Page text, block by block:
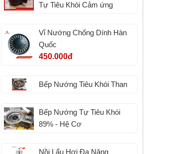
Tự Tiêu Khói Cảm ứng
Vỉ Nướng Chống Dính Hàn
Quốc
450.000đ
Bếp Nướng Tiêu Khói Than
Bếp Nướng Tự Tiêu Khói
89% - Hệ Cơ
Nồi Lẩu Hơi Đa Năng